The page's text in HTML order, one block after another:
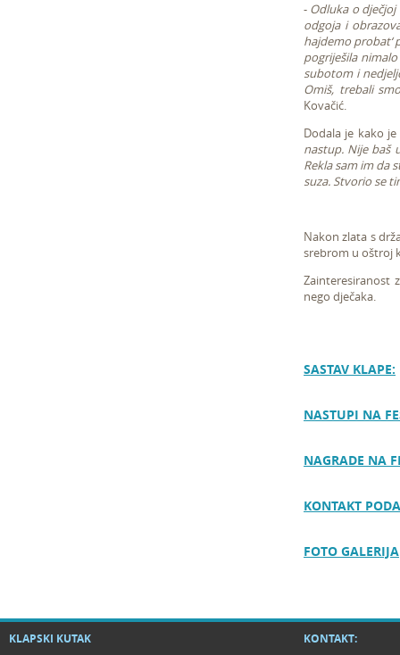
- Odluka o
odgoja i
hajdemo probat‘
pogriješila
subotom i
Omiš, trebali
Kovačić.
Dodala je kako
nastup. Nije baš
Rekla sam im da
suza. Stvorio se
Nakon zlata s
srebrom u oštroj
Zainteresiranost
nego dječaka.
SASTAV KLAPE:
NASTUPI NA
NAGRADE NA
KONTAKT
FOTO GALERIJA
KLAPSKI KUTAK KONTAKT: